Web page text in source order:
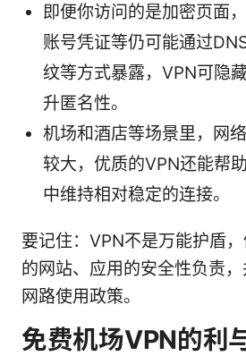
即便你访问的是加密页面
账号凭证等仍可能通过
纹等方式暴露，VPN可隐
升匿名性。
机场和酒店等场景里，网
较大，优质的VPN还能帮
中维持相对稳定的连接。
要记住：VPN不是万能护盾
的网站、应用的安全性负责
网路使用政策。
免费机场VPN的利